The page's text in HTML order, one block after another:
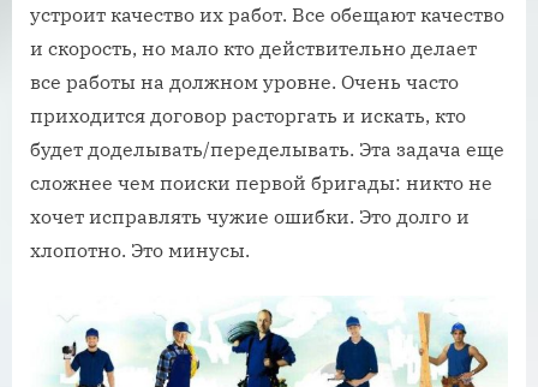
устроит качество их работ. Все обещают качество
и скорость, но мало кто действительно делает
все работы на должном уровне. Очень часто
приходится договор расторгать и искать, кто
будет доделывать/переделывать. Эта задача еще
сложнее чем поиски первой бригады: никто не
хочет исправлять чужие ошибки. Это долго и
хлопотно. Это минусы.